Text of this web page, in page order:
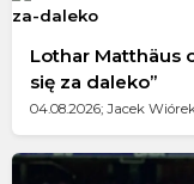
Lothar Matthäus
się za daleko”
04.08.2026; Jacek